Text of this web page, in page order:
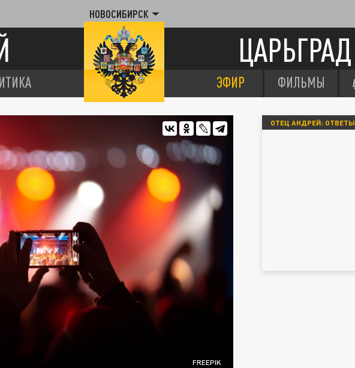
НОВОСИБИРСК
ЦАРЬГРАД
ЭФИР ФИЛЬМЫ
FREEPIK
ОТЕЦ АНДРЕЙ: ОТВЕТЫ